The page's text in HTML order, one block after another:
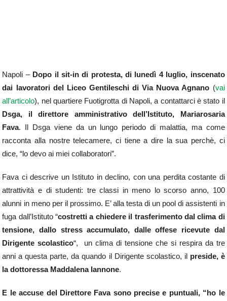
Napoli – Dopo il sit-in di protesta, di lunedì 4 luglio, inscenato
dai lavoratori del Liceo Gentileschi di Via Nuova Agnano (vai
all’articolo), nel quartiere Fuotigrotta di Napoli, a contattarci è stato il
Dsga, il direttore amministrativo dell’Istituto, Mariarosaria
Fava. Il Dsga viene da un lungo periodo di malattia, ma come
racconta alla nostre telecamere, ci tiene a dire la sua perchè, ci
dice, “lo devo ai miei collaboratori”.
Fava ci descrive un Istituto in declino, con una perdita costante di
attrattività e di studenti: tre classi in meno lo scorso anno, 100
alunni in meno per il prossimo. E’ alla testa di un pool di assistenti in
fuga dall’Istituto “costretti a chiedere il trasferimento dal clima di
tensione, dallo stress accumulato, dalle offese ricevute dal
Dirigente scolastico“, un clima di tensione che si respira da tre
anni a questa parte, da quando il Dirigente scolastico, il preside, è
la dottoressa Maddalena Iannone.
E le accuse del Direttore Fava sono precise e puntuali, “ho le